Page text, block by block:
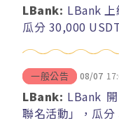
LBank: LBank 上
瓜分 30,000
一般公告 08/07
LBank: LBank
聯名活動」，瓜